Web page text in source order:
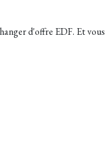
d'offre EDF. Et vous